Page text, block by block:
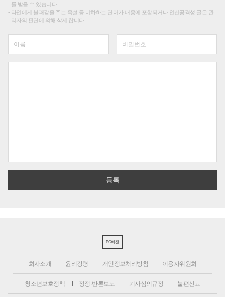
를 받을 수 있습니다.
타인에게 불쾌감을 주는 욕설 등 비하하는 단어가 내용에 포함되거나 인신공격성 글은 관
리자의 판단에 의해 삭제 합니다.
PC버전
회사소개 윤리강령 개인정보처리방침 이용자위원회
청소년보호정책 정정·반론보도 기사심의규정 불편신고